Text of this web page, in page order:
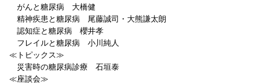
がんと糖尿病 大橋健
精神疾患と糖尿病 尾藤誠司・大熊謙太朗
認知症と糖尿病 櫻井孝
フレイルと糖尿病 小川純人
≪トピックス≫
災害時の糖尿病診療 石垣泰
≪座談会≫